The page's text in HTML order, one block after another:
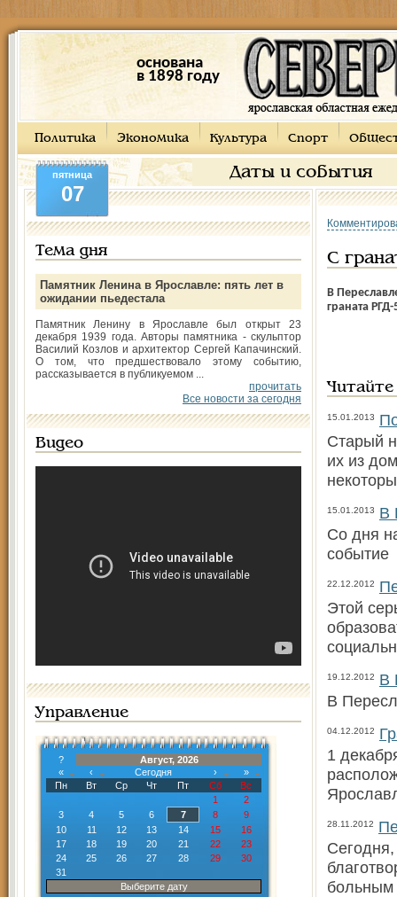
основана
в 1898 году
Политика Экономика Культура Спорт
Даты и события
пятница
07
Тема дня
Памятник Ленина в Ярославле: пять лет в
ожидании пьедестала
Памятник Ленину в Ярославле был открыт 23
декабря 1939 года. Авторы памятника - скульптор
Василий Козлов и архитектор Сергей Капачинский.
О том, что предшествовало этому событию,
рассказывается в публикуемом ...
прочитать
Все новости за сегодня
Видео
Управление
?
Август, 2026
«
‹ Сегодня ›
»
Пн
Вт Ср Чт Пт Сб
Вс
1
2
3
4 5 6 7 8
9
10
11 12 13 14 15
16
17
18 19 20 21 22
23
24
25 26 27 28 29
30
31
Выберите дату
С
В
граната РГД-
15.01.2013
Старый
их из
15.01.2013
В
Со дня
событие
22.12.2012
Этой
19.12.2012
В
В
04.12.2012
1
28.11.2012
больным